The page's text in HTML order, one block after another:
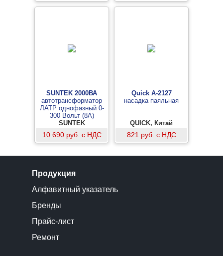
SUNTEK 2000ВА
автотрансформатор
ЛАТР однофазный 0-
300 Вольт (8А)
SUNTEK
10 690 руб. с НДС
Quick A-2127
насадка паяльная
QUICK, Китай
821 руб. с НДС
Продукция
Алфавитный указатель
Бренды
Прайс-лист
Ремонт